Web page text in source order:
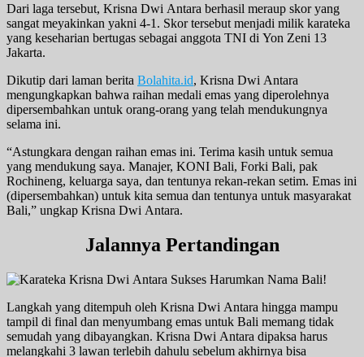
Dari laga tersebut, Krisna Dwi Antara berhasil meraup skor yang
sangat meyakinkan yakni 4-1. Skor tersebut menjadi milik karateka
yang keseharian bertugas sebagai anggota TNI di Yon Zeni 13
Jakarta.
Dikutip dari laman berita Bolahita.id, Krisna Dwi Antara
mengungkapkan bahwa raihan medali emas yang diperolehnya
dipersembahkan untuk orang-orang yang telah mendukungnya
selama ini.
“Astungkara dengan raihan emas ini. Terima kasih untuk semua
yang mendukung saya. Manajer, KONI Bali, Forki Bali, pak
Rochineng, keluarga saya, dan tentunya rekan-rekan setim. Emas ini
(dipersembahkan) untuk kita semua dan tentunya untuk masyarakat
Bali,” ungkap Krisna Dwi Antara.
Jalannya Pertandingan
Langkah yang ditempuh oleh Krisna Dwi Antara hingga mampu
tampil di final dan menyumbang emas untuk Bali memang tidak
semudah yang dibayangkan. Krisna Dwi Antara dipaksa harus
melangkahi 3 lawan terlebih dahulu sebelum akhirnya bisa